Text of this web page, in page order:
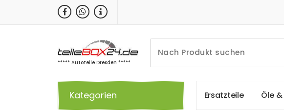
***** Autoteile Dresden *****
Kategorien Ersatzteile Öle &